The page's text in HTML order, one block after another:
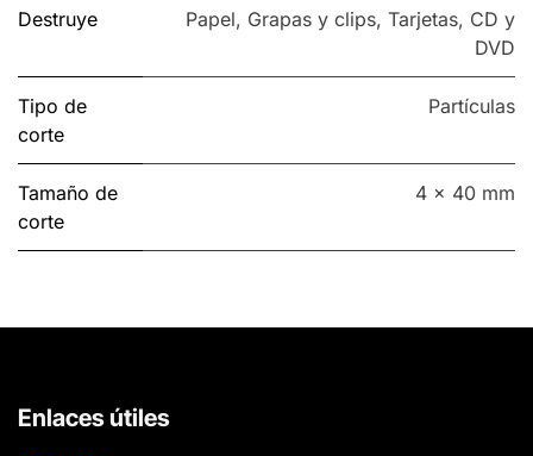
Destruye Papel, Grapas y clips, Tarjetas, CD y
DVD
Tipo de
corte
Partículas
Tamaño de
corte
4 x 40 mm
Enlaces útiles